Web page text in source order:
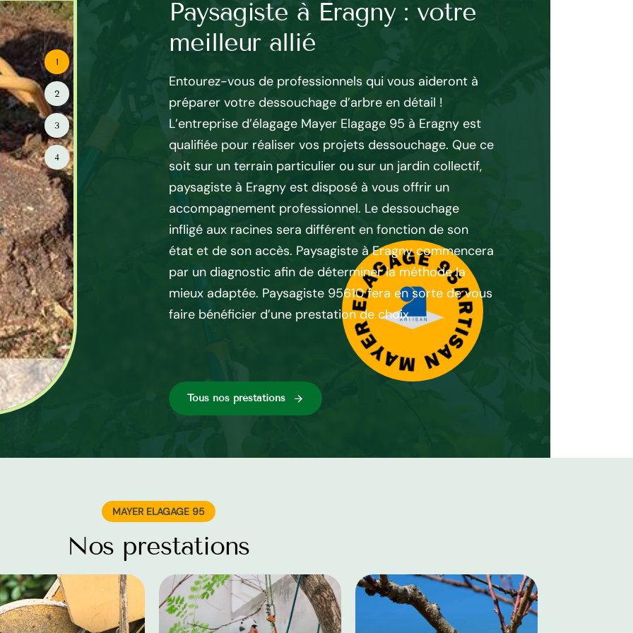
Eragny
un travail qui est délicat.
que cela coûte cher
pour ce genre de travail.
offre qui la différencie l’un
Elagage 95, ses offres sont
la grandeur de votre
Mayer Elagage 95 est
pour effectuer
parce qu’ils disposent de
adéquat qui suit la
entrez en contacte à
dans Eragny 95610. Et,
vos travaux de
Paysagiste à Eragny : votre
meilleur allié
Entourez-vous de professionnels qui vous aideront à
préparer votre dessouchage d’arbre en détail !
L’entreprise d’élagage Mayer Elagage 95 à Eragny est
qualifiée pour réaliser vos projets dessouchage. Que ce
soit sur un terrain particulier ou sur un jardin collectif,
paysagiste à Eragny est disposé à vous offrir un
accompagnement professionnel. Le dessouchage
infligé aux racines sera différent en fonction de son
état et de son accès. Paysagiste à Eragny commencera
par un diagnostic afin de déterminer la méthode la
mieux adaptée. Paysagiste 95610 fera en sorte de vous
faire bénéficier d’une prestation de choix.
1
2
3
4
Tous nos préstations
MAYER ELAGAGE 95
Nos prestations